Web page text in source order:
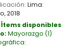
Lima:
2018
Ítems disponibles
Mayorazgo (1)